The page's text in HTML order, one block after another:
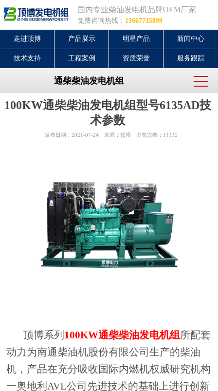
国内专业柴油发电机品牌OEM厂家
免费咨询热线： 13667715899
走进顶博 产品展示 明星产品 新闻中心
技术支持 工程案例 资质荣誉 服务跟踪
通柴柴油发电机组
100KW通柴柴油发电机组型号6135AD技
术参数
发布日期：2021-07-24 来源：顶博 浏览次数： 11112
顶博系列 100KW通柴柴油发电机组 所配套
动力为南通柴油机股份有限公司生产的柴油
机，产品在充分吸收国际内燃机权威研究机构
一奥地利AVL公司先进技术的基础上进行创新